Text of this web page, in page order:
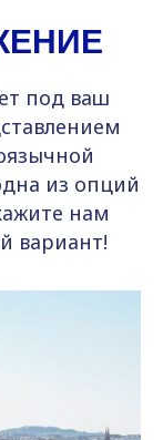
под ваш
из опций
нам
вариант!